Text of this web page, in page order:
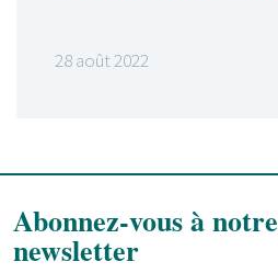
28 août 2022
Abonnez-vous à notre
newsletter